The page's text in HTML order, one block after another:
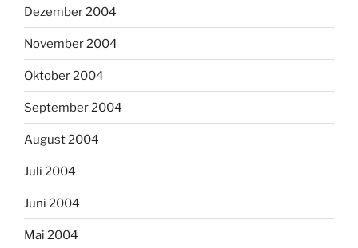
Dezember 2004
November 2004
Oktober 2004
September 2004
August 2004
Juli 2004
Juni 2004
Mai 2004